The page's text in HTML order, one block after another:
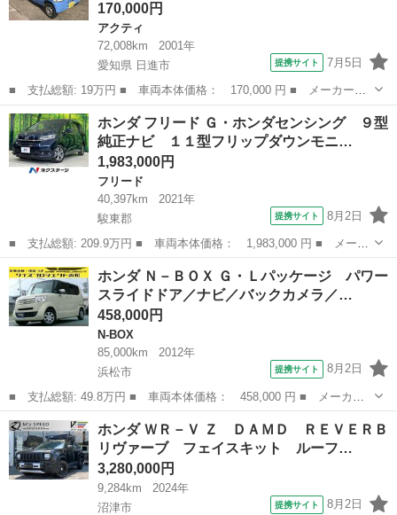
170,000円
アクティ
72,008km
2001年
愛知県 日進市
提携サイト 7月5日
■ 支払総額: 19万円 ■ 車両本体価格： 170,000 円 ■ メーカー
名： ホンダ ■ 車種名： アクティトラック ■ グレード名： ベ
ースグレード ５速マニュアル ４ＷＤ 三方開 車検令和９年９月
■ 排気量： ...
愛知 日進市 アクティ
ホンダ フリード Ｇ・ホンダセンシング ９型
純正ナビ １１型フリップダウンモニ…
1,983,000円
フリード
40,397km
2021年
駿東郡
提携サイト 8月2日
■ 支払総額: 209.9万円 ■ 車両本体価格： 1,983,000 円 ■ メーカ
ー名： ホンダ ■ 車種名： フリード ■ グレード名： Ｇ・ホン
ダセンシング ９型純正ナビ １１型フリップダウンモニター 両側
パワース...
静岡 駿東郡 フリード
ホンダ Ｎ－ＢＯＸ Ｇ・Ｌパッケージ パワー
スライドドア／ナビ／バックカメラ／…
458,000円
N-BOX
85,000km
2012年
浜松市
提携サイト 8月2日
■ 支払総額: 49.8万円 ■ 車両本体価格： 458,000 円 ■ メーカー
名： ホンダ ■ 車種名： Ｎ－ＢＯＸ ■ グレード名： Ｇ・Ｌパ
ッケージ パワースライドドア／ナビ／バックカメラ／プッシュスタ
ート／インテ...
静岡 浜松市 N-BOX
ホンダ ＷＲ－Ｖ Ｚ ＤＡＭＤ ＲＥＶＥＲＢ
リヴァーブ フェイスキット ルーフ…
3,280,000円
9,284km
2024年
沼津市
提携サイト 8月2日